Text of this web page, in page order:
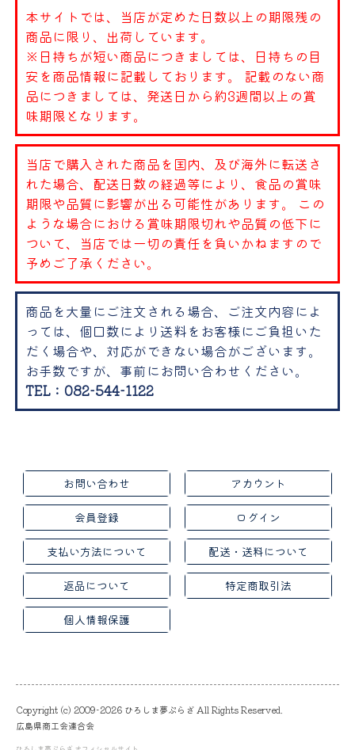
本サイトでは、当店が定めた日数以上の期限残の
商品に限り、出荷しています。
※日持ちが短い商品につきましては、日持ちの目
安を商品情報に記載しております。 記載のない商
品につきましては、発送日から約3週間以上の賞
味期限となります。
当店で購入された商品を国内、及び海外に転送さ
れた場合、配送日数の経過等により、食品の賞味
期限や品質に影響が出る可能性があります。 この
ような場合における賞味期限切れや品質の低下に
ついて、当店では一切の責任を負いかねますので
予めご了承ください。
商品を大量にご注文される場合、ご注文内容によ
っては、個口数により送料をお客様にご負担いた
だく場合や、対応ができない場合がございます。
お手数ですが、事前にお問い合わせください。
TEL：082-544-1122
お問い合わせ アカウント
会員登録 ログイン
支払い方法について 配送・送料について
返品について 特定商取引法
個人情報保護
Copyright (c) 2009-2026 ひろしま夢ぷらざ All Rights Reserved.
広島県商工会連合会